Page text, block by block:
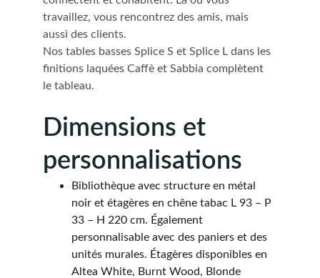
travaillez, vous rencontrez des amis, mais
aussi des clients.
Nos tables basses Splice S et Splice L dans les
finitions laquées Caffè et Sabbia complètent
le tableau.
Dimensions et
personnalisations
Bibliothèque avec structure en métal
noir et étagères en chêne tabac L 93 – P
33 – H 220 cm. Également
personnalisable avec des paniers et des
unités murales. Étagères disponibles en
Altea White, Burnt Wood, Blonde